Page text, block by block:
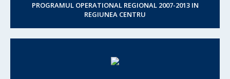
PROGRAMUL OPERATIONAL REGIONAL 2007-2013 IN
REGIUNEA CENTRU